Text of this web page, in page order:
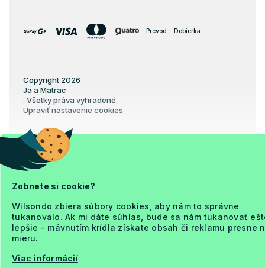
Zobnete si cookie?
Wilsondo zbiera súbory cookies, aby nám to správne
tukanovalo. Ak mi dáte súhlas, bude sa nám tukanovať
lepšie - mávnutím krídla získate obsah či reklamu presne
mieru.
Viac informácií
Prevod Dobierka
Copyright 2026
Ja a Matrac
. Všetky práva vyhradené.
Upraviť nastavenie cookies